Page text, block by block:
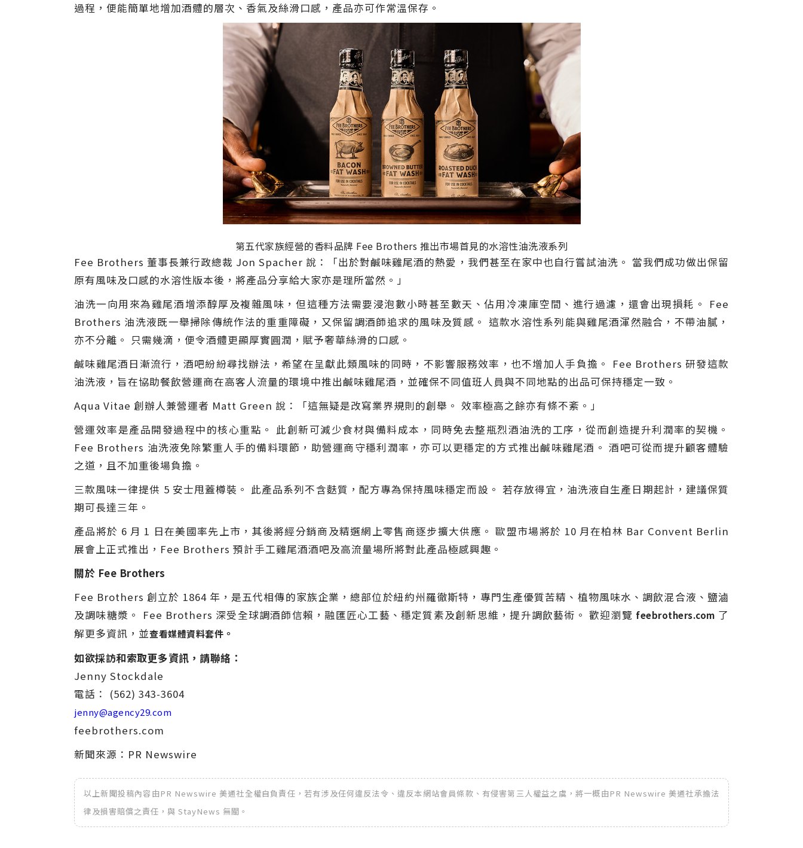
過程，便能簡單地增加酒體的層次、香氣及絲滑口感，產品亦可作常溫保存。
第五代家族經營的香料品牌 Fee Brothers 推出市場首見的水溶性油洗液系列
Fee Brothers 董事長兼行政總裁 Jon Spacher 說：「出於對鹹味雞尾酒的熱愛，我們甚至在家中也自行嘗試油洗。 當我們成功做出保留
原有風味及口感的水溶性版本後，將產品分享給大家亦是理所當然。」
油洗一向用來為雞尾酒增添醇厚及複雜風味，但這種方法需要浸泡數小時甚至數天、佔用冷凍庫空間、進行過濾，還會出現損耗。 Fee
Brothers 油洗液既一舉掃除傳統作法的重重障礙，又保留調酒師追求的風味及質感。 這款水溶性系列能與雞尾酒渾然融合，不帶油膩，
亦不分離。 只需幾滴，便令酒體更顯厚實圓潤，賦予奢華絲滑的口感。
鹹味雞尾酒日漸流行，酒吧紛紛尋找辦法，希望在呈獻此類風味的同時，不影響服務效率，也不增加人手負擔。 Fee Brothers 研發這款
油洗液，旨在協助餐飲營運商在高客人流量的環境中推出鹹味雞尾酒，並確保不同值班人員與不同地點的出品可保持穩定一致。
Aqua Vitae 創辦人兼營運者 Matt Green 說：「這無疑是改寫業界規則的創舉。 效率極高之餘亦有條不紊。」
營運效率是產品開發過程中的核心重點。 此創新可減少食材與備料成本，同時免去整瓶烈酒油洗的工序，從而創造提升利潤率的契機。
Fee Brothers 油洗液免除繁重人手的備料環節，助營運商守穩利潤率，亦可以更穩定的方式推出鹹味雞尾酒。 酒吧可從而提升顧客體驗
之道，且不加重後場負擔。
三款風味一律提供 5 安士甩蓋樽裝。 此產品系列不含麩質，配方專為保持風味穩定而設。 若存放得宜，油洗液自生產日期起計，建議保質
期可長達三年。
產品將於 6 月 1 日在美國率先上市，其後將經分銷商及精選網上零售商逐步擴大供應。 歐盟市場將於 10 月在柏林 Bar Convent Berlin
展會上正式推出，Fee Brothers 預計手工雞尾酒酒吧及高流量場所將對此產品極感興趣。
關於 Fee Brothers
Fee Brothers 創立於 1864 年，是五代相傳的家族企業，總部位於紐約州羅徹斯特，專門生產優質苦精、植物風味水、調飲混合液、鹽滷
及調味糖漿。 Fee Brothers 深受全球調酒師信賴，融匯匠心工藝、穩定質素及創新思維，提升調飲藝術。 歡迎瀏覽feebrothers.com 了
解更多資訊，並查看媒體資料套件 。
如欲採訪和索取更多資訊，請聯絡：
Jenny Stockdale
電話： (562) 343-3604
jenny@agency29.com
feebrothers.com
新聞來源：PR Newswire
以上新聞投稿內容由PR Newswire 美通社全權自負責任，若有涉及任何違反法令、違反本網站會員條款、有侵害第三人權益之虞，將一概由PR Newswire 美通社承擔法
律及損害賠償之責任，與 StayNews 無關。